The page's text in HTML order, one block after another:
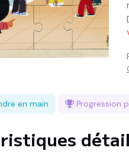
en main Progression